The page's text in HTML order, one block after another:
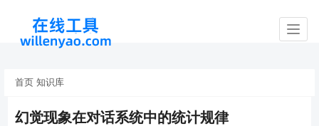
首页 知识库
幻觉现象在对话系统中的统计规律